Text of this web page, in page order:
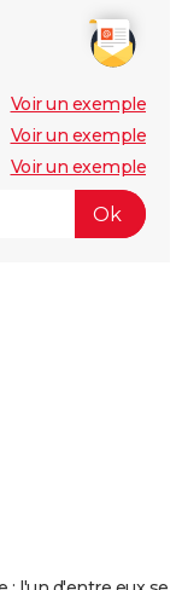
Voir un exemple
Voir un exemple
Voir un exemple